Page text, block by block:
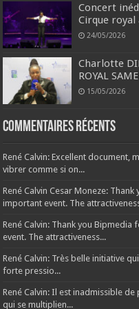
Concert
Cirque royal
24/05/2026
Charlotte
ROYAL
15/05/2026
Commentaires récents
René Calvin: Excellent document,
vibrer comme si on...
René Calvin Cesar Moneze:
important event. The
René Calvin: Thank you
event. The attractiveness...
René Calvin: Très belle initiative
forte pressio...
René Calvin: Il est inadmissible
qui se multiplien...